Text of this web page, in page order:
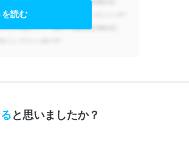
を読む
と思いましたか？